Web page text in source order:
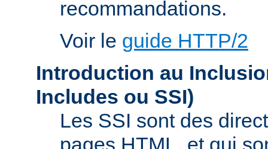
recommandations.
Voir le guide HTTP/2
Introduction au
Includes ou SSI)
Les SSI sont des
pages HTML, et qui